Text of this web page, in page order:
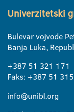
Univerzitetski
Bulevar vojvode
Banja Luka,
+387 51 321 171
Faks: +387 51
info@unibl.org